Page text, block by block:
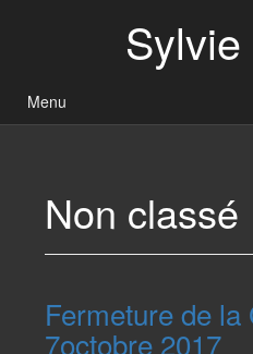
Menu
Non classé
Fermeture de la
7octobre 2017